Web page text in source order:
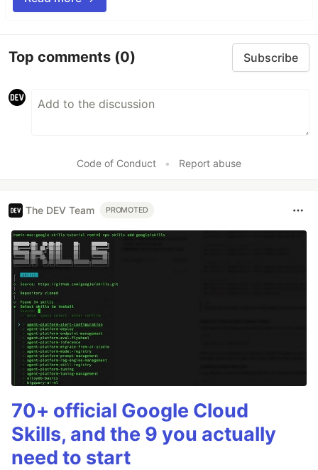
Top comments (0) Subscribe
Code of Conduct • Report abuse
The DEV Team PROMOTED
70+ official Google Cloud
Skills, and the 9 you actually
need to start